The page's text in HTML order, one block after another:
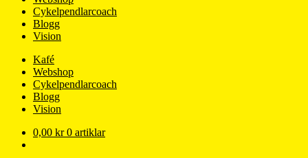
Cykelpendlarcoach
Blogg
Vision
Kafé
Webshop
Cykelpendlarcoach
Blogg
Vision
0,00 kr 0 artiklar